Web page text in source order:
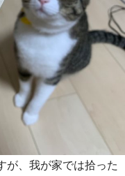
が、我が家では拾った